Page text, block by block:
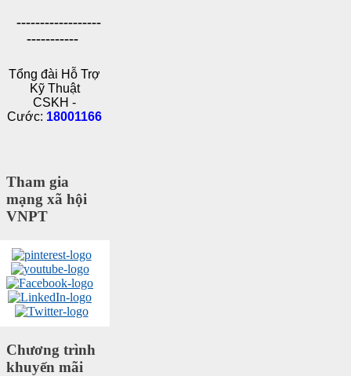
------------------
-----------
Tổng đài Hỗ Trợ
Kỹ Thuật
CSKH -
Cước: 18001166
Tham gia
mạng xã hội
VNPT
Chương trình
khuyến mãi